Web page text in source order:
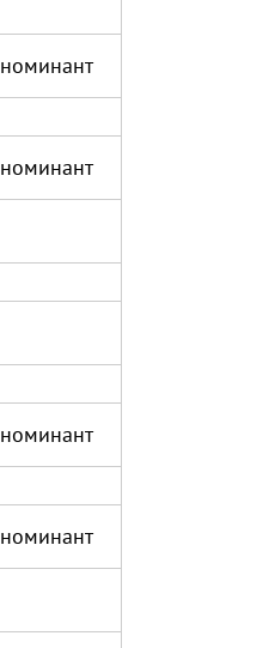
номинант
номинант
номинант
номинант